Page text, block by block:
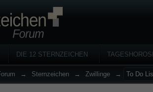
DIE 12 STERNZEICHEN
→ Sternzeichen → Zwillinge → To Do